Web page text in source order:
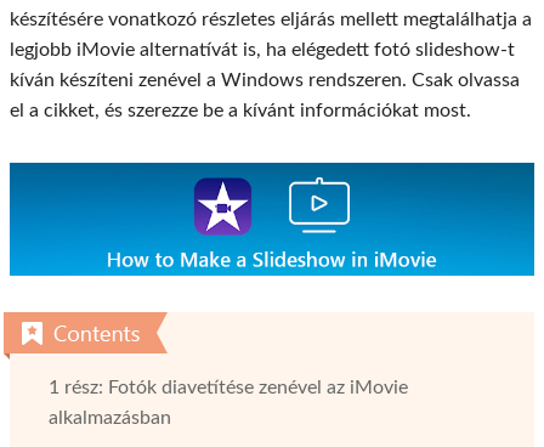
készítésére vonatkozó részletes eljárás mellett megtalálhatja a
legjobb iMovie alternatívát is, ha elégedett fotó slideshow-t
kíván készíteni zenével a Windows rendszeren. Csak olvassa
el a cikket, és szerezze be a kívánt információkat most.
1 rész: Fotók diavetítése zenével az iMovie
alkalmazásban